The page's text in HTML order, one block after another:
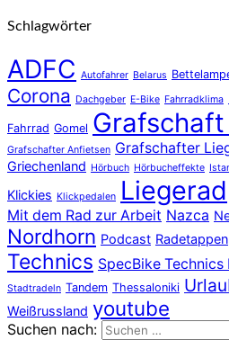
Schlagwörter
ADFC Autofahrer Belarus
Corona Dachgeber E-Bike Fahrradklima
Fahrrad Gomel
Grafschafter Anfietsen Grafschafter
Griechenland Hörbuch Hörbucheffekte
Klickies Klickpedalen Liegerad
Mit dem Rad zur Arbeit Nazca
Nordhorn Podcast Radetappen
Technics SpecBike
Stadtradeln Tandem Thessaloniki
Weißrussland youtube
Suchen nach: